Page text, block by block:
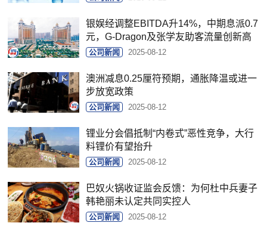
银娱经调整EBITDA升14%，中期息派0.7
元，G-Dragon及张学友助客流量创新高
公司新闻 2025-08-12
澳洲减息0.25厘符预期，通胀降温或进一
步放宽政策
公司新闻 2025-08-12
锂业分会倡抵制“内卷式”恶性竞争，大行
料锂价有望抬升
公司新闻 2025-08-12
巴奴火锅收证监会反馈：为何杜中兵妻子
韩艳丽未认定共同实控人
公司新闻 2025-08-12